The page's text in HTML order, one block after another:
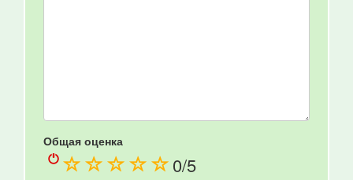
Общая оценка
(
(
(
(
(
0/5